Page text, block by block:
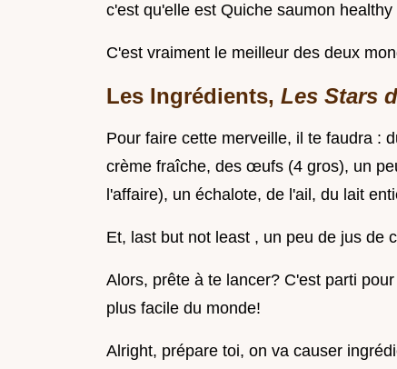
c'est qu'elle est Quiche saumon
C'est vraiment le meilleur des deux
Les Ingrédients, Les Stars
Pour faire cette merveille, il te faudra :
crème fraîche, des œufs (4 gros), un
l'affaire), un échalote, de l'ail, du lait
Et, last but not least , un peu de jus de
Alors, prête à te lancer? C'est parti
plus facile du monde!
Alright, prépare toi, on va causer